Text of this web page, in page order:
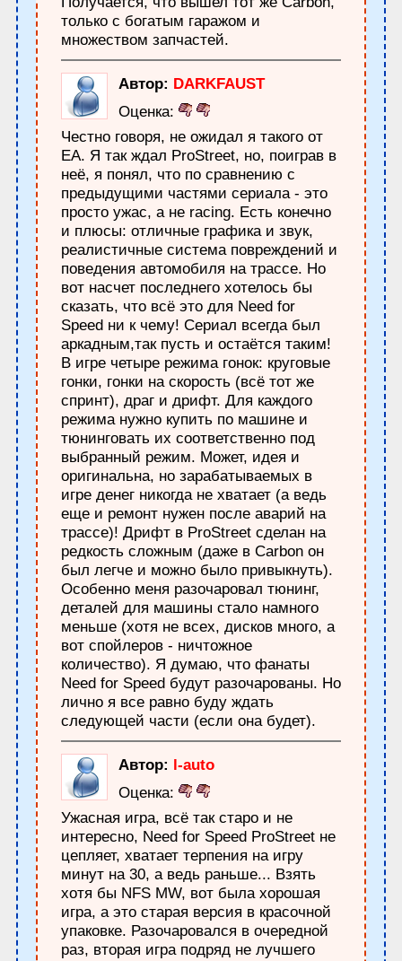
только с богатым гаражом и
множеством запчастей.
Автор: DARKFAUST
Оценка:
Честно говоря, не ожидал я такого от
EA. Я так ждал ProStreet, но, поиграв в
неё, я понял, что по сравнению с
предыдущими частями сериала - это
просто ужас, а не racing. Есть конечно
и плюсы: отличные графика и звук,
реалистичные система повреждений и
поведения автомобиля на трассе. Но
вот насчет последнего хотелось бы
сказать, что всё это для Need for
Speed ни к чему! Сериал всегда был
аркадным,так пусть и остаётся таким!
В игре четыре режима гонок: круговые
гонки, гонки на скорость (всё тот же
спринт), драг и дрифт. Для каждого
режима нужно купить по машине и
тюнинговать их соответственно под
выбранный режим. Может, идея и
оригинальна, но зарабатываемых в
игре денег никогда не хватает (а ведь
еще и ремонт нужен после аварий на
трассе)! Дрифт в ProStreet сделан на
редкость сложным (даже в Carbon он
был легче и можно было привыкнуть).
Особенно меня разочаровал тюнинг,
деталей для машины стало намного
меньше (хотя не всех, дисков много, а
вот спойлеров - ничтожное
количество). Я думаю, что фанаты
Need for Speed будут разочарованы. Но
лично я все равно буду ждать
следующей части (если она будет).
Автор: l-auto
Оценка:
Ужасная игра, всё так старо и не
интересно, Need for Speed ProStreet не
цепляет, хватает терпения на игру
минут на 30, а ведь раньше... Взять
хотя бы NFS MW, вот была хорошая
игра, а это старая версия в красочной
упаковке. Разочаровался в очередной
раз, вторая игра подряд не лучшего